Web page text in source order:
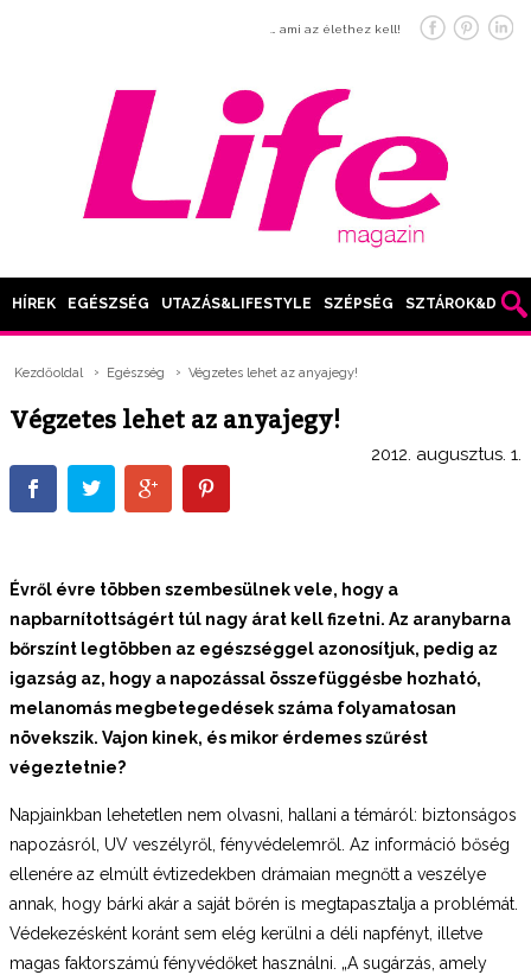
… ami az élethez kell!
HÍREK EGÉSZSÉG UTAZÁS&LIFESTYLE SZÉPSÉG SZTÁROK&DIVAT
Kezdőoldal Egészség Végzetes lehet az anyajegy!
Végzetes lehet az anyajegy!
2012. augusztus. 1.
Évről évre többen szembesülnek vele, hogy a
napbarnítottságért túl nagy árat kell fizetni. Az aranybarna
bőrszínt legtöbben az egészséggel azonosítjuk, pedig az
igazság az, hogy a napozással összefüggésbe hozható,
melanomás megbetegedések száma folyamatosan
növekszik. Vajon kinek, és mikor érdemes szűrést
végeztetnie?
Napjainkban lehetetlen nem olvasni, hallani a témáról: biztonságos
napozásról, UV veszélyről, fényvédelemről. Az információ bőség
ellenére az elmúlt évtizedekben drámaian megnőtt a veszélye
annak, hogy bárki akár a saját bőrén is megtapasztalja a problémát.
Védekezésként koránt sem elég kerülni a déli napfényt, illetve
magas faktorszámú fényvédőket használni. „A sugárzás, amely